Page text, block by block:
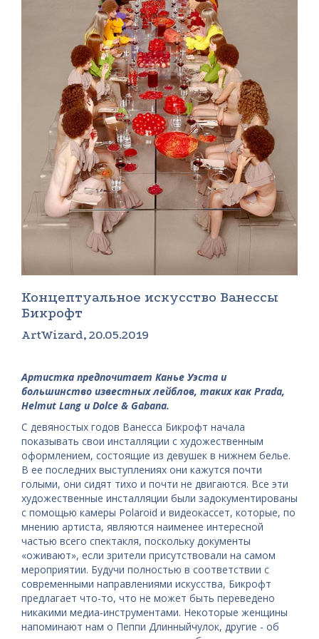
Концептуальное искусство Ванессы
Бикрофт
ArtWizard, 20.05.2019
Артистка предпочитает Канье Уэста и
большинство известных лейблов, таких как Prada,
Helmut Lang и Dolce & Gabana.
С девяностых годов Ванесса Бикрофт начала
показывать свои инсталляции с художественным
оформлением, состоящие из девушек в нижнем белье.
В ее последних выступлениях они кажутся почти
голыми, они сидят тихо и почти не двигаются. Все эти
художественные инсталляции были задокументированы
с помощью камеры Polaroid и видеокассет, которые, по
мнению артиста, являются наименее интересной
частью всего спектакля, поскольку документы
«оживают», если зрители присутствовали на самом
мероприятии. Будучи полностью в соответствии с
современными направлениями искусства, Бикрофт
предлагает что-то, что не может быть переведено
никакими медиа-инструментами. Некоторые женщины
напоминают нам о Пеппи Длинныйчулок, другие - об